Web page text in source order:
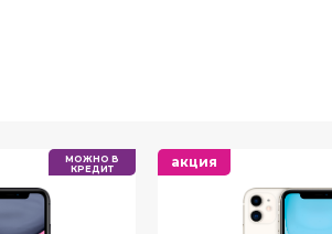
МОЖНО В
КРЕДИТ
акция